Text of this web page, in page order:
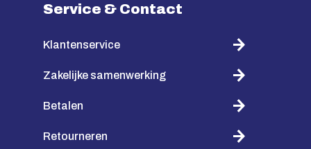
Service & Contact
Klantenservice
Zakelijke samenwerking
Betalen
Retourneren